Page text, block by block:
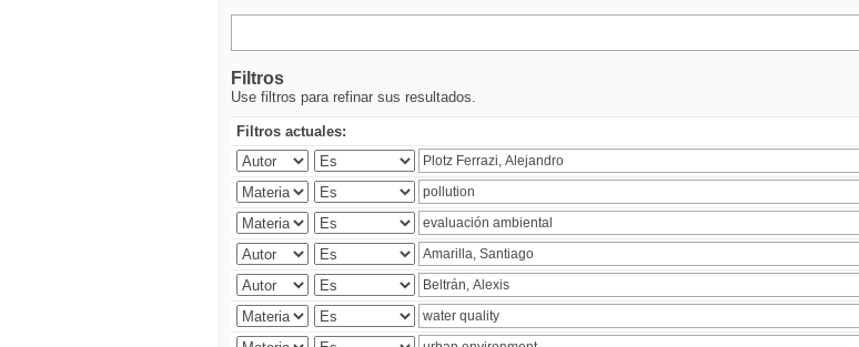
Filtros
Use filtros para refinar sus resultados.
Filtros actuales: